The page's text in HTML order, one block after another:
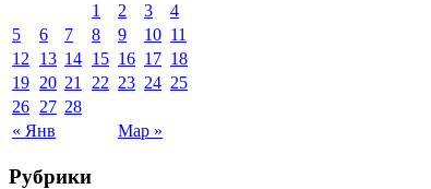
« Янв Мар »
1 2 3
4
5
6 7 8 9 10 11
12
13 14 15 16 17 18
19 20 21 22 23 24 25
26 27 28
Рубрики